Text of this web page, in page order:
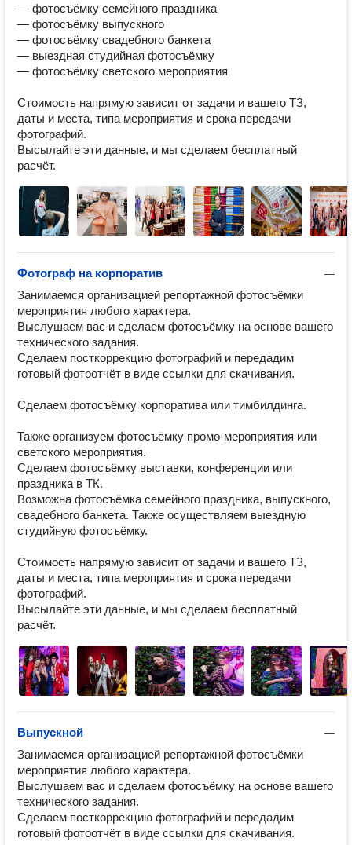
— фотосъёмку семейного праздника
— фотосъёмку выпускного
— фотосъёмку свадебного банкета
— выездная студийная фотосъёмку
— фотосъёмку светского мероприятия
Стоимость напрямую зависит от задачи и вашего ТЗ,
даты и места, типа мероприятия и срока передачи
фотографий.
Высылайте эти данные, и мы сделаем бесплатный
расчёт.
—
Фотограф на корпоратив
Занимаемся организацией репортажной фотосъёмки
мероприятия любого характера.
Выслушаем вас и сделаем фотосъёмку на основе вашего
технического задания.
Сделаем посткоррекцию фотографий и передадим
готовый фотоотчёт в виде ссылки для скачивания.
Сделаем фотосъёмку корпоратива или тимбилдинга.
Также организуем фотосъёмку промо-мероприятия или
светского мероприятия.
Сделаем фотосъёмку выставки, конференции или
праздника в ТК.
Возможна фотосъёмка семейного праздника, выпускного,
свадебного банкета. Также осуществляем выездную
студийную фотосъёмку.
Стоимость напрямую зависит от задачи и вашего ТЗ,
даты и места, типа мероприятия и срока передачи
фотографий.
Высылайте эти данные, и мы сделаем бесплатный
расчёт.
—
Выпускной
Занимаемся организацией репортажной фотосъёмки
мероприятия любого характера.
Выслушаем вас и сделаем фотосъёмку на основе вашего
технического задания.
Сделаем посткоррекцию фотографий и передадим
готовый фотоотчёт в виде ссылки для скачивания.